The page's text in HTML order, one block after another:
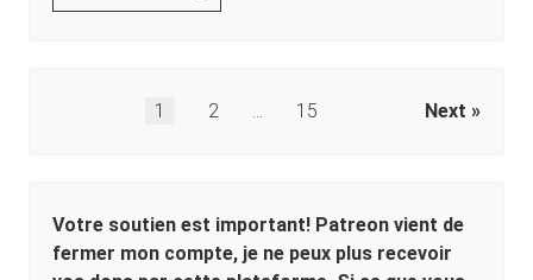
1 2 15 Next
Votre soutien est important! Patreon vient de
fermer mon compte, je ne peux plus recevoir